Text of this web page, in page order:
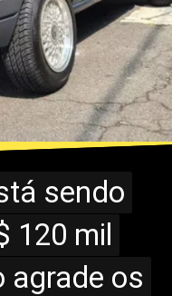
sendo
120 mil
agrade os
sendo
120 mil
agrade os